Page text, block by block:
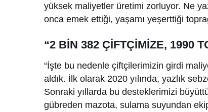
yüksek maliyetler üretimi zorluyor. Ne
onca emek ettiği, yaşamı yeşerttiği
“2 BİN 382 ÇİFTÇİMİZE, 1990
“İşte bu nedenle çiftçilerimizin girdi
aldık. İlk olarak 2020 yılında, yazlık
Sonraki yıllarda bu desteklerimizi
gübreden mazota, sulama suyundan